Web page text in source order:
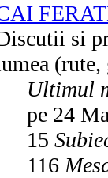
si
(rute,
Ultimul
pe 24
15
116